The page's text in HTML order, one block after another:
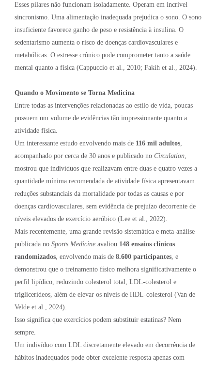
Esses pilares não funcionam isoladamente. Operam em incrível
sincronismo. Uma alimentação inadequada prejudica o sono. O sono
insuficiente favorece ganho de peso e resistência à insulina. O
sedentarismo aumenta o risco de doenças cardiovasculares e
metabólicas. O estresse crônico pode comprometer tanto a saúde
mental quanto a física (Cappuccio et al., 2010; Fakih et al., 2024).
Quando o Movimento se Torna Medicina
Entre todas as intervenções relacionadas ao estilo de vida, poucas
possuem um volume de evidências tão impressionante quanto a
atividade física.
Um interessante estudo envolvendo mais de 116 mil adultos
acompanhado por cerca de 30 anos e publicado no Circulation
mostrou que indivíduos que realizavam entre duas e quatro vezes a
quantidade mínima recomendada de atividade física apresentavam
reduções substanciais da mortalidade por todas as causas e por
doenças cardiovasculares, sem evidência de prejuízo decorrente de
níveis elevados de exercício aeróbico (Lee et al., 2022).
Mais recentemente, uma grande revisão sistemática e meta-análise
publicada no Sports Medicine avaliou 148 ensaios clínicos
randomizados , envolvendo mais de 8.600 participantes , e
demonstrou que o treinamento físico melhora significativamente o
perfil lipídico, reduzindo colesterol total, LDL-colesterol e
triglicerídeos, além de elevar os níveis de HDL-colesterol (Van de
Velde et al., 2024).
Isso significa que exercícios podem substituir estatinas? Nem
sempre.
Um indivíduo com LDL discretamente elevado em decorrência de
hábitos inadequados pode obter excelente resposta apenas com